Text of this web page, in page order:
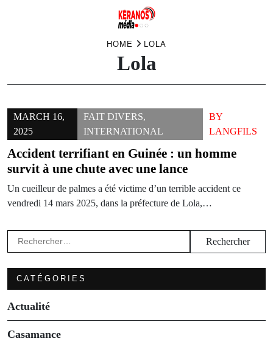
HOME LOLA
Lola
MARCH 16,
2025
FAIT DIVERS,
INTERNATIONAL
BY
LANGFILS
Accident terrifiant en Guinée : un homme
survit à une chute avec une lance
Un cueilleur de palmes a été victime d’un terrible accident ce
vendredi 14 mars 2025, dans la préfecture de Lola,…
Rechercher :
CATÉGORIES
Actualité
Casamance